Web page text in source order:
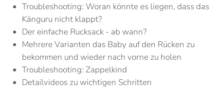
Troubleshooting: Woran könnte es liegen, dass das
Känguru nicht klappt?
Der einfache Rucksack - ab wann?
Mehrere Varianten das Baby auf den Rücken zu
bekommen und wieder nach vorne zu holen
Troubleshooting: Zappelkind
Detailvideos zu wichtigen Schritten